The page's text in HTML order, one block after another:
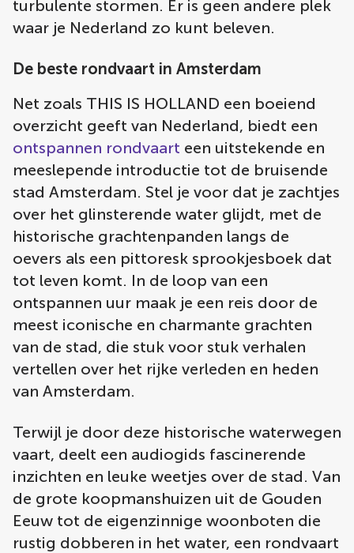
turbulente stormen. Er is geen andere plek
waar je Nederland zo kunt beleven.
De beste rondvaart in Amsterdam
Net zoals THIS IS HOLLAND een boeiend
overzicht geeft van Nederland, biedt een
ontspannen rondvaart een uitstekende en
meeslepende introductie tot de bruisende
stad Amsterdam. Stel je voor dat je zachtjes
over het glinsterende water glijdt, met de
historische grachtenpanden langs de
oevers als een pittoresk sprookjesboek dat
tot leven komt. In de loop van een
ontspannen uur maak je een reis door de
meest iconische en charmante grachten
van de stad, die stuk voor stuk verhalen
vertellen over het rijke verleden en heden
van Amsterdam.
Terwijl je door deze historische waterwegen
vaart, deelt een audiogids fascinerende
inzichten en leuke weetjes over de stad. Van
de grote koopmanshuizen uit de Gouden
Eeuw tot de eigenzinnige woonboten die
rustig dobberen in het water, een rondvaart